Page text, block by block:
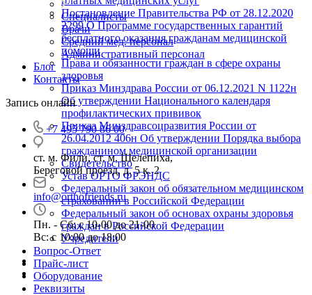
Постановление Правительства РФ от 28.12.2020
2299 О Программе государственных гарантий
бесплатного оказания гражданам медицинской
помощи
Права и обязанности граждан в сфере охраны
здоровья
Приказ Минздрава России от 06.12.2021 N 1122н
Об утверждении Национального календаря
профилактических прививок
Приказ Минздравсоцразвития России от
26.04.2012 406н Об утверждении Порядка выбора
гражданином медицинской организации
Свидетельство
Устав ОРТО ФРЭНДС
Федеральный закон об обязательном медицинском
страховании в Российской Федерации
Федеральный закон об основах охраны здоровья
граждан в Российской Федерации
Учредители
Вопрос-Ответ
Прайс-лист
Оборудование
Реквизиты
Специалисты
Врачи
Средний мед. персонал
Административный персонал
Блог
Контакты
Запись онлайн
+7 495 790 86 00
ст. м. Фили, ст. м. Шелепиха,
Береговой проезд, д. 5 к. 2
info@orthofriends.ru
Пн. - Сб: с 10-00 до 21-00
Вс: c 10:00 до 18:00